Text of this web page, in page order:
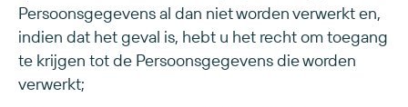
Persoonsgegevens al dan niet worden verwerkt en,
indien dat het geval is, hebt u het recht om toegang
te krijgen tot de Persoonsgegevens die worden
verwerkt;